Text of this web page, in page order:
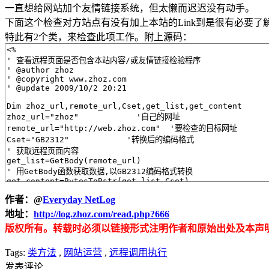
一直想给网站加个友情链接系统，但太懒而迟迟没有动手。
下面这个检查对方站点有没有加上本站的Link到是很有必要了
特此有2个类，来检查此项工作。附上源码：
作者： @Everyday NetLog
地址： http://log.zhoz.com/read.php?666
版权所有。转载时必须以链接形式注明作者和原始出处及本声
Tags: 类方法 , 网站运营 , 远程调用执行